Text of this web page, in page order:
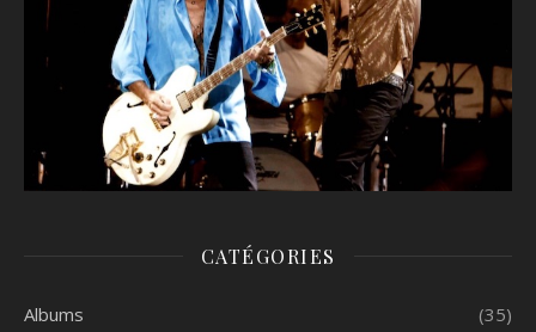
CATÉGORIES
Albums (35)